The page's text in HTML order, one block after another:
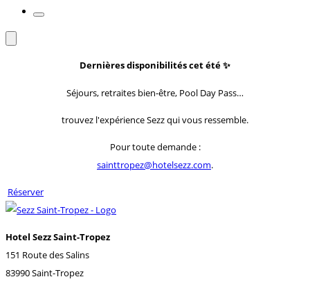
Dernières disponibilités cet été ✨
Séjours, retraites bien-être, Pool Day Pass…
trouvez l'expérience Sezz qui vous ressemble.
Pour toute demande :
sainttropez@hotelsezz.com.
Réserver
Hotel Sezz Saint-Tropez
151 Route des Salins
83990 Saint-Tropez